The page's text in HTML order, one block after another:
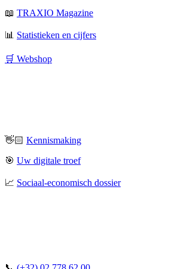
📖 TRAXIO Magazine
📊 Statistieken en cijfers
🛒 Webshop
👋🏻 Kennismaking
🎯 Uw digitale troef
📈 Sociaal-economisch dossier